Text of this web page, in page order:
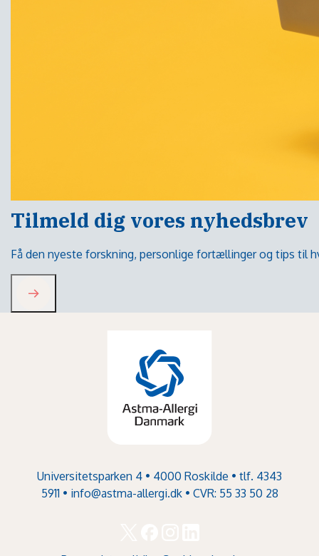
Tilmeld dig vores nyhedsbrev
Få den nyeste forskning, personlige fortællinger og tips til
Universitetsparken 4 • 4000 Roskilde • tlf. 4343
5911 • info@astma-allergi.dk• CVR: 55 33 50 28